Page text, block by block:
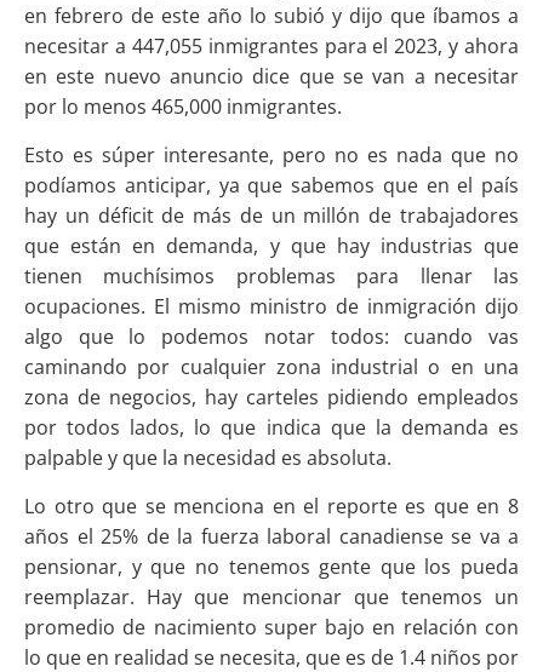
en febrero de este año lo subió y dijo que íbamos a
necesitar a 447,055 inmigrantes para el 2023, y ahora
en este nuevo anuncio dice que se van a necesitar
por lo menos 465,000 inmigrantes.
Esto es súper interesante, pero no es nada que no
podíamos anticipar, ya que sabemos que en el país
hay un déficit de más de un millón de trabajadores
que están en demanda, y que hay industrias que
tienen muchísimos problemas para llenar las
ocupaciones. El mismo ministro de inmigración dijo
algo que lo podemos notar todos: cuando vas
caminando por cualquier zona industrial o en una
zona de negocios, hay carteles pidiendo empleados
por todos lados, lo que indica que la demanda es
palpable y que la necesidad es absoluta.
Lo otro que se menciona en el reporte es que en 8
años el 25% de la fuerza laboral canadiense se va a
pensionar, y que no tenemos gente que los pueda
reemplazar. Hay que mencionar que tenemos un
promedio de nacimiento super bajo en relación con
lo que en realidad se necesita, que es de 1.4 niños por